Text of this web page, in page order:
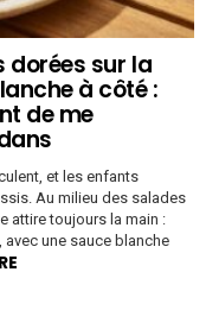
dorées sur la
à côté :
de me
et les enfants
Au milieu des salades
attire toujours la main :
une sauce blanche